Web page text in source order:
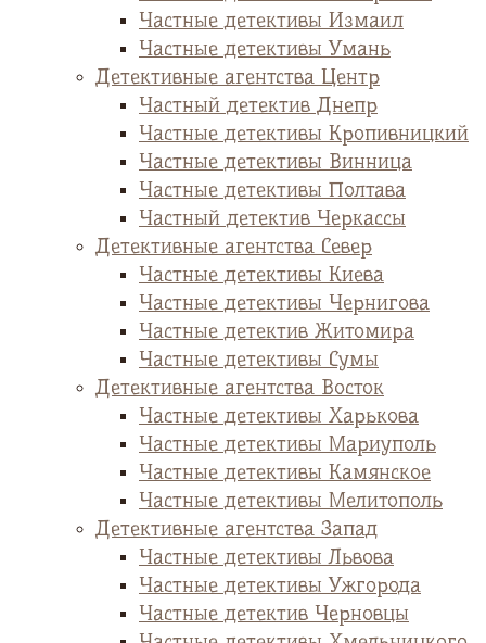
Частные детективы Измаил
Частные детективы Умань
Детективные агентства Центр
Частный детектив Днепр
Частные детективы Кропивницкий
Частные детективы Винница
Частные детективы Полтава
Частный детектив Черкассы
Детективные агентства Север
Частные детективы Киева
Частные детективы Чернигова
Частные детектив Житомира
Частные детективы Сумы
Детективные агентства Восток
Частные детективы Харькова
Частные детективы Мариуполь
Частные детективы Камянское
Частные детективы Мелитополь
Детективные агентства Запад
Частные детективы Львова
Частные детективы Ужгорода
Частные детектив Черновцы